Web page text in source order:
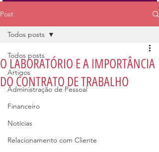
Post
Todos posts
Artigos
Administração de Pessoal
Financeiro
Notícias
Relacionamento com Cliente
Todos posts
O LABORATÓRIO E A IMPORTÂNCIA
DO CONTRATO DE TRABALHO